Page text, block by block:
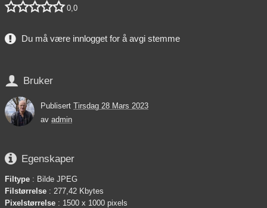
 0,0
Du må være innlogget for å avgi stemme
 Bruker
Publisert Tirsdag 28 Mars 2023
av admin
 Egenskaper
Filtype : Bilde JPEG
Filstørrelse : 277,42 Kbytes
Pixelstørrelse : 1500 x 1000 pixels